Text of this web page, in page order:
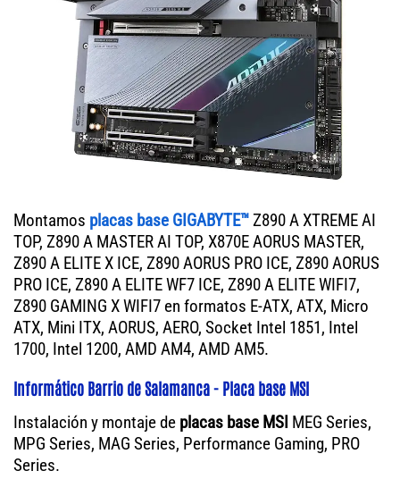
Montamos placas base GIGABYTE™Z890 A XTREME AI
TOP, Z890 A MASTER AI TOP, X870E AORUS MASTER,
Z890 A ELITE X ICE, Z890 AORUS PRO ICE, Z890 AORUS
PRO ICE, Z890 A ELITE WF7 ICE, Z890 A ELITE WIFI7,
Z890 GAMING X WIFI7 en formatos E-ATX, ATX, Micro
ATX, Mini ITX, AORUS, AERO, Socket Intel 1851, Intel
1700, Intel 1200, AMD AM4, AMD AM5.
Informático Barrio de Salamanca - Placa base MSI
Instalación y montaje de placas base MSI MEG Series,
MPG Series, MAG Series, Performance Gaming, PRO
Series.